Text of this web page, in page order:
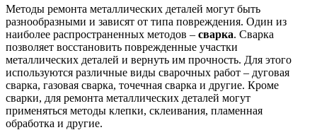
Методы ремонта металлических деталей могут быть
разнообразными и зависят от типа повреждения. Один из
наиболее распространенных методов – сварка. Сварка
позволяет восстановить поврежденные участки
металлических деталей и вернуть им прочность. Для этого
используются различные виды сварочных работ – дуговая
сварка, газовая сварка, точечная сварка и другие. Кроме
сварки, для ремонта металлических деталей могут
применяться методы клепки, склеивания, пламенная
обработка и другие.